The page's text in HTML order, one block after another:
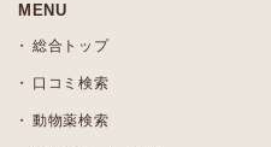
MENU
総合トップ
口コミ検索
動物薬検索